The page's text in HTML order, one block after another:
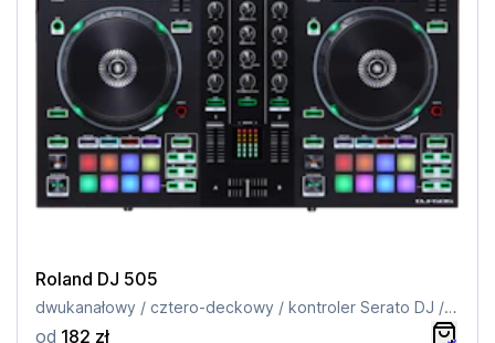
Roland DJ 505
dwukanałowy / cztero-deckowy / kontroler Serato DJ / wbudowany zestaw perkusyjny
od 182 zł